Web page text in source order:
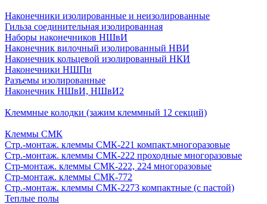
Наконечники изолированные и неизолированные
Гильза соединительная изолированная
Наборы наконечников НШвИ
Наконечник вилочный изолированный НВИ
Наконечник кольцевой изолированный НКИ
Наконечники НШПи
Разъемы изолированные
Наконечник НШвИ, НШвИ2
Клеммные колодки (зажим клеммный 12 секций)
Клеммы СМК
Стр.-монтаж. клеммы СМК-221 компакт.многоразовые
Стр.-монтаж. клеммы СМК-222 проходные многоразовые
Стр-монтаж. клеммы СМК-222, 224 многоразовые
Стр-монтаж. клеммы СМК-772
Стр.-монтаж. клеммы СМК-2273 компактные (с пастой)
Теплые полы